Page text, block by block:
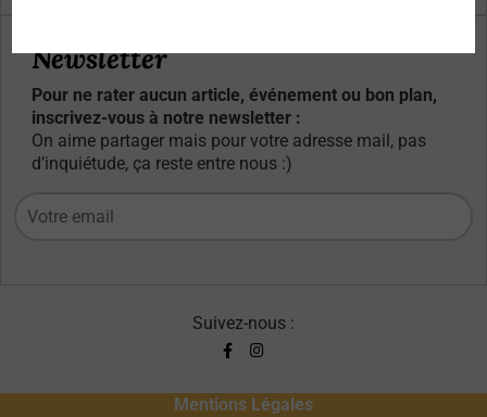
Newsletter
Pour ne rater aucun article, événement ou bon plan,
inscrivez-vous à notre newsletter :
On aime partager mais pour votre adresse mail, pas
d’inquiétude, ça reste entre nous :)
Suivez-nous :
Mentions Légales